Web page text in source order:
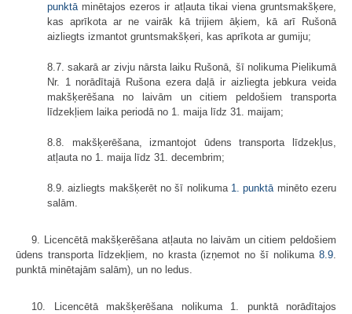
punktāminētajos ezeros ir atļauta tikai viena gruntsmakšķere,
kas aprīkota ar ne vairāk kā trijiem āķiem, kā arī Rušonā
aizliegts izmantot gruntsmakšķeri, kas aprīkota ar gumiju;
8.7. sakarā ar zivju nārsta laiku Rušonā, šī nolikuma Pielikumā
Nr. 1 norādītajā Rušona ezera daļā ir aizliegta jebkura veida
makšķerēšana no laivām un citiem peldošiem transporta
līdzekļiem laika periodā no 1. maija līdz 31. maijam;
8.8. makšķerēšana, izmantojot ūdens transporta līdzekļus,
atļauta no 1. maija līdz 31. decembrim;
8.9. aizliegts makšķerēt no šī nolikuma 1. punktāminēto ezeru
salām.
9. Licencētā makšķerēšana atļauta no laivām un citiem peldošiem
ūdens transporta līdzekļiem, no krasta (izņemot no šī nolikuma 8.9.
punktā minētajām salām), un no ledus.
10. Licencētā makšķerēšana nolikuma 1. punktā norādītajos